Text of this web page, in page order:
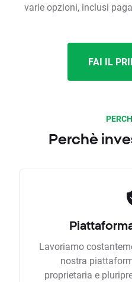
varie opzioni, inclusi
FAI IL
Perchè
Lavoriamo
nostra
proprietaria e